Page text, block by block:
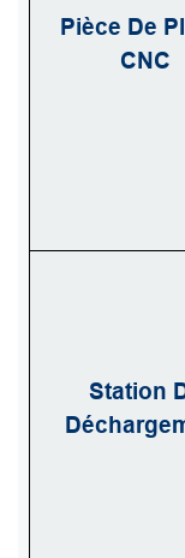
Pièce De
CNC
Station